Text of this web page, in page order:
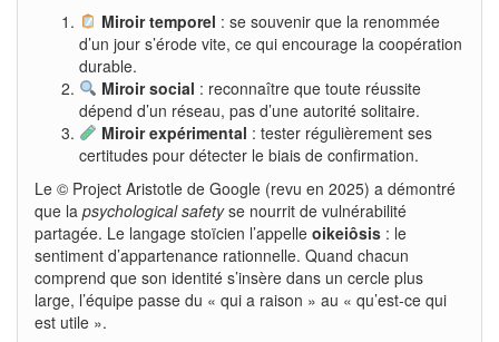
Miroir temporel : se souvenir que la renommée
d’un jour s’érode vite, ce qui encourage la coopération
durable.
Miroir social : reconnaître que toute réussite
dépend d’un réseau, pas d’une autorité solitaire.
Miroir expérimental : tester régulièrement ses
certitudes pour détecter le biais de confirmation.
Le © Project Aristotle de Google (revu en 2025) a démontré
que la psychological safetyse nourrit de vulnérabilité
partagée. Le langage stoïcien l’appelle oikeiôsis : le
sentiment d’appartenance rationnelle. Quand chacun
comprend que son identité s’insère dans un cercle plus
large, l’équipe passe du « qui a raison » au « qu’est-ce qui
est utile ».